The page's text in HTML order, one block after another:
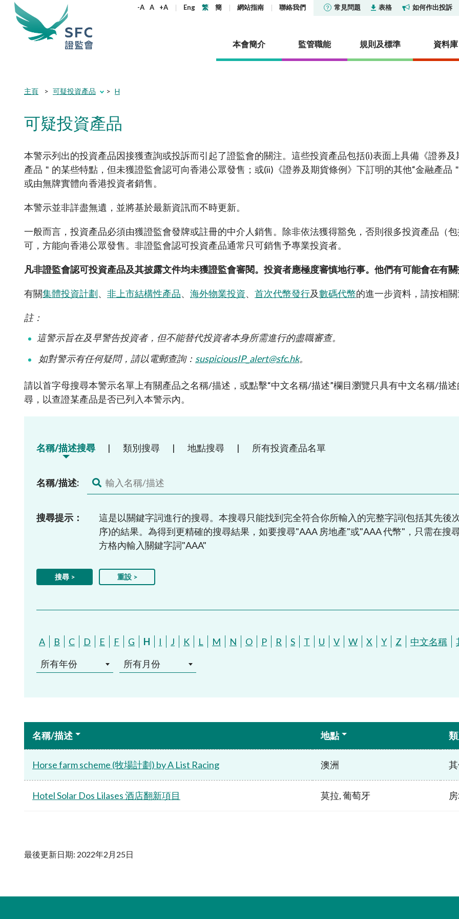
-A A +A Eng 繁 簡 網站指南 聯絡我們 常見問題 表格 如何作出投訴
本會簡介 監管職能 規則及標準 資料庫
本會簡介
監管角色
監管目標
監管對象
如何運作
組織架構
原則
獨立委員會及審裁處
關懷僱員 服務社群
保護環境
監管職能
企業活動
雙重存檔
企業披露
收購合併事宜
非上市股份及債權證
諮詢文件及諮詢總結
常見問題
中介人
發牌事宜
環境、社會及管治基金列表
開放式基金型公司
金資助計劃
諮詢文件及諮詢總結
表格及查檢表
常見問題
集體投資計劃列表
核准或認可機構
淡倉申報
諮詢文件及諮詢總結
規則及標準
法例
守則及指引
守則
指引
通函
開立帳戶
可接受的開立帳戶方式
透過遙距程序與海外個人客戶建立業務
關係的合資格司法管轄區名單
淡倉申報規則
監管規定
非複雜及複雜產品
其他刊物及資料來源
打擊洗錢及恐怖分子資金籌集
通函
其他刊物及資料來源
度
憲報公告
可持續金融
按主題搜尋規例
資料庫
機構刊物
證監會2024至2026年策略重點
年報
季度報告
證監會簡介
基金結構
證監會合規通訊：中介人
證監會監管通訊
研究論文
統計數據
新聞稿及公布
新聞稿
所有新聞稿
證監會消息
執法消息
其他新聞稿
決定、聲明及披露
目前生效的冷淡對待令
加入本會
為何選擇證監會
在職人士加入本會
大學畢業生加入本會
實習生加入本會
在證監會工作
社會責任
監管對象
如何運作
常見問題
主頁 可疑投資產品 H
可疑投資產品
本警示列出的投資產品因接獲查詢或投訴而引起了證監會的關注。這些投資產品包括(i)表面上具備《證券
產品＂的某些特點，但未獲證監會認可向香港公眾發售；或(ii)《證券及期貨條例》下訂明的其他“金融產
或由無牌實體向香港投資者銷售。
本警示並非詳盡無遺，並將基於最新資訊而不時更新。
一般而言，投資產品必須由獲證監會發牌或註冊的中介人銷售。除非依法獲得豁免，否則很多投資產品（
可，方能向香港公眾發售。非證監會認可投資產品通常只可銷售予專業投資者。
凡非證監會認可投資產品及其披露文件均未獲證監會審閱。投資者應極度審慎地行事。他們有可能會在有關
有關集體投資計劃、 非上市結構性產品、 海外物業投資、 首次代幣發行及數碼代幣的進一步資料，請按相關
註：
這警示旨在及早警告投資者，但不能替代投資者本身所需進行的盡職審查。
如對警示有任何疑問，請以電郵查詢： suspiciousIP_alert@sfc.hk。
請以首字母搜尋本警示名單上有關產品之名稱/描述，或點擊“中文名稱/描述”欄目瀏覽只具有中文名稱/描
尋，以查證某產品是否已列入本警示內。
名稱/描述搜尋 | 類別搜尋 | 地點搜尋 | 所有投資產品名單
名稱/描述:
搜尋提示：
這是以關鍵字詞進行的搜尋。本搜尋只能找到完全符合你所輸入的完整字詞(包括其先後
序)的結果。為得到更精確的搜尋結果，如要搜尋"AAA 房地產"或"AAA 代幣"，只需在搜
方格內輸入關鍵字詞"AAA"
Submit
Submit
A B C D E F G H I J K L M N O P R S T U V W X Y Z 中文名稱
所有年份
所有月份
名稱/描述 地點 類
Horse farm scheme (牧場計劃) by A List Racing 澳洲
Hotel Solar Dos Lilases 酒店翻新項目 莫拉, 葡萄牙
最後更新日期: 2022年2月25日